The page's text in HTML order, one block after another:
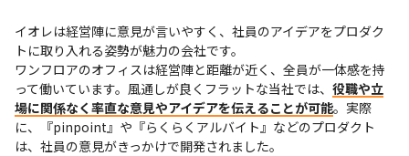
イオレは経営陣に意見が言いやすく、社員のアイデアをプロダク
トに取り入れる姿勢が魅力の会社です。
ワンフロアのオフィスは経営陣と距離が近く、全員が一体感を持
って働いています。風通しが良くフラットな当社では、 役職や立
場に関係なく率直な意見やアイデアを伝えることが可能。実際
に、『pinpoint』や『らくらくアルバイト』などのプロダクト
は、社員の意見がきっかけで開発されました。